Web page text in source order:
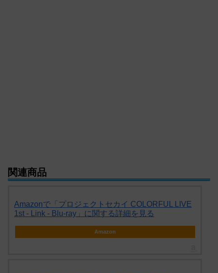
関連商品
Amazonで「プロジェクトセカイ COLORFUL LIVE
1st - Link - Blu-ray」に関する詳細を見る
Amazon